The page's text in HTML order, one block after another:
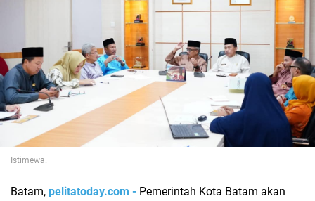
Istimewa.
Batam, pelitatoday.com - Pemerintah Kota Batam akan